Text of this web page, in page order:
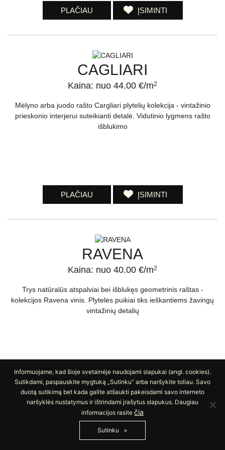
PLAČIAU ĮSIMINTI
CAGLIARI
Kaina: nuo 44.00 €/m2
Mėlyno arba juodo rašto Cargliari plytelių kolekcija - vintažinio
prieskonio interjerui suteikianti detalė. Vidutinio lygmens rašto
išblukimo
PLAČIAU ĮSIMINTI
RAVENA
Kaina: nuo 40.00 €/m2
Trys natūralūs atspalviai bei išblukęs geometrinis raštas -
kolekcijos Ravena vinis. Plytelės puikiai tiks ieškantiems žavingų
vintažinių detalių
PLAČIAU ĮSIMINTI
MESINA
Informuojame, kad šioje svetainėje naudojami slapukai (angl. cookies).
Sutikdami, paspauskite mygtuką „Sutinku“ arba naršykite toliau. Savo
duotą sutikimą bet kada galite atšaukti pakeisdami savo interneto
naršyklės nustatymus ir ištrindami įrašytus slapukus. Daugiau
informacijos rasite čia
Sutinku